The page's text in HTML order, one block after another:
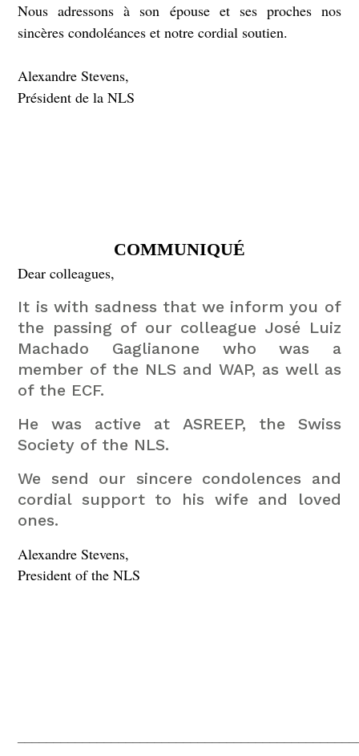
Nous adressons à son épouse et ses proches nos
sincères condoléances et notre cordial soutien.
Alexandre Stevens,
Président de la NLS
COMMUNIQUÉ
Dear colleagues,
It is with sadness that we inform you of
the passing of our colleague José Luiz
Machado Gaglianone who was a
member of the NLS and WAP, as well as
of the ECF.
He was active at ASREEP, the Swiss
Society of the NLS.
We send our sincere condolences and
cordial support to his wife and loved
ones.
Alexandre Stevens,
President of the NLS